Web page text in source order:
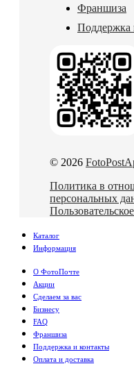
Франшиза
Поддержка
© 2026
Политика в
персональных
Каталог
Информация
О ФотоПочте
Акции
Сделаем за вас
Бизнесу
FAQ
Франшиза
Поддержка и контакты
Оплата и доставка